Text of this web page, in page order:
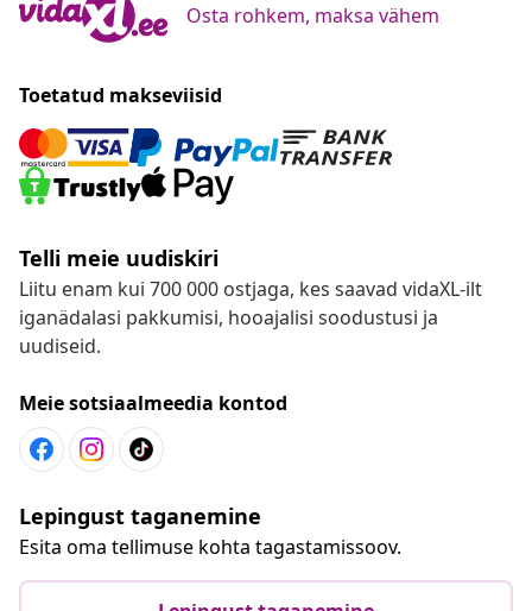
Osta rohkem, maksa vähem
Toetatud makseviisid
Telli meie uudiskiri
Liitu enam kui 700 000 ostjaga, kes saavad vidaXL-ilt
iganädalasi pakkumisi, hooajalisi soodustusi ja
uudiseid.
Meie sotsiaalmeedia kontod
Lepingust taganemine
Esita oma tellimuse kohta tagastamissoov.